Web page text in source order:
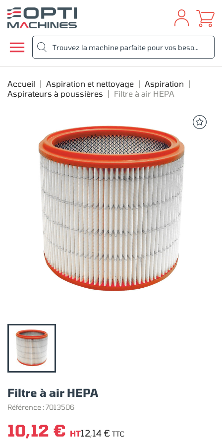

Accueil Aspiration et nettoyage
Aspiration
Aspirateurs à poussières
Filtre à air HEPA
Filtre à air HEPA
Référence : 7013506
10,12 € HT12,14 € TTC